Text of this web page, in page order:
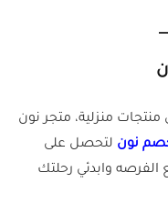
منزلية، متجر نون
نون لتحصل على
وابدئي رحلتك